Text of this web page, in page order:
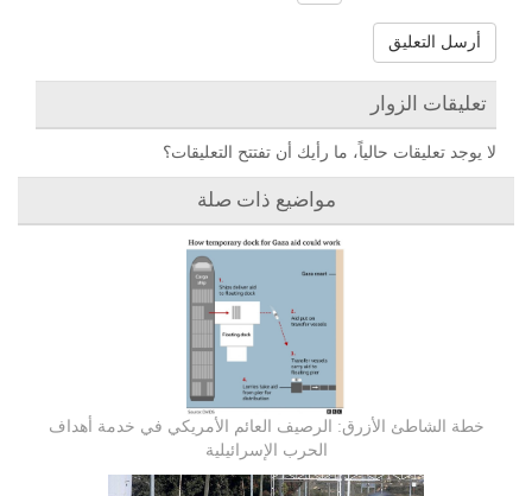
أرسل التعليق
تعليقات الزوار
لا يوجد تعليقات حالياً، ما رأيك أن تفتتح التعليقات؟
مواضيع ذات صلة
خطة الشاطئ الأزرق: الرصيف العائم الأمريكي في خدمة أهداف
الحرب الإسرائيلية